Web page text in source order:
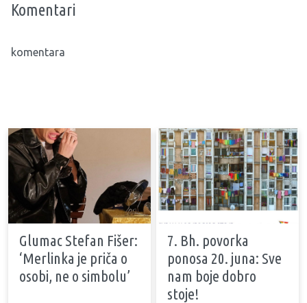
Komentari
komentara
Glumac Stefan Fišer:
‘Merlinka je priča o
osobi, ne o simbolu’
7. Bh. povorka
ponosa 20. juna: Sve
nam boje dobro
stoje!